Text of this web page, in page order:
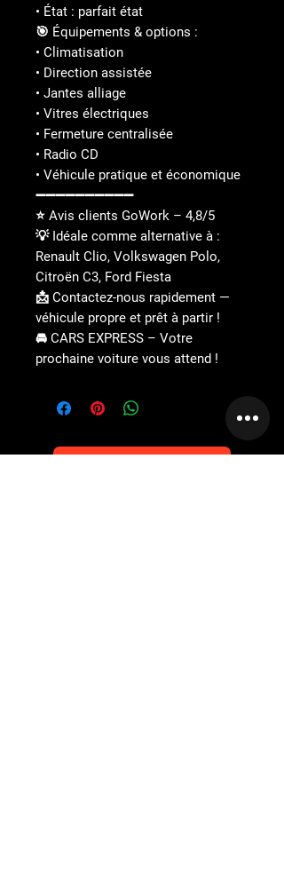
• État : parfait état
🎯 Équipements & options :
• Climatisation
• Direction assistée
• Jantes alliage
• Vitres électriques
• Fermeture centralisée
• Radio CD
• Véhicule pratique et économique
➖➖➖➖➖➖➖➖➖➖
⭐ Avis clients GoWork – 4,8/5
💡 Idéale comme alternative à :
Renault Clio, Volkswagen Polo,
Citroën C3, Ford Fiesta
📩 Contactez-nous rapidement —
véhicule propre et prêt à partir !
🚘 CARS EXPRESS – Votre
prochaine voiture vous attend !